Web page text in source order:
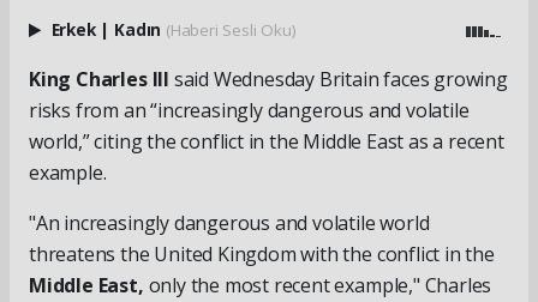
Erkek | Kadın (Haberi Sesli Oku)
King Charles III said Wednesday Britain faces growing
risks from an “increasingly dangerous and volatile
world,” citing the conflict in the Middle East as a recent
example.
"An increasingly dangerous and volatile world
threatens the United Kingdom with the conflict in the
Middle East, only the most recent example," Charles